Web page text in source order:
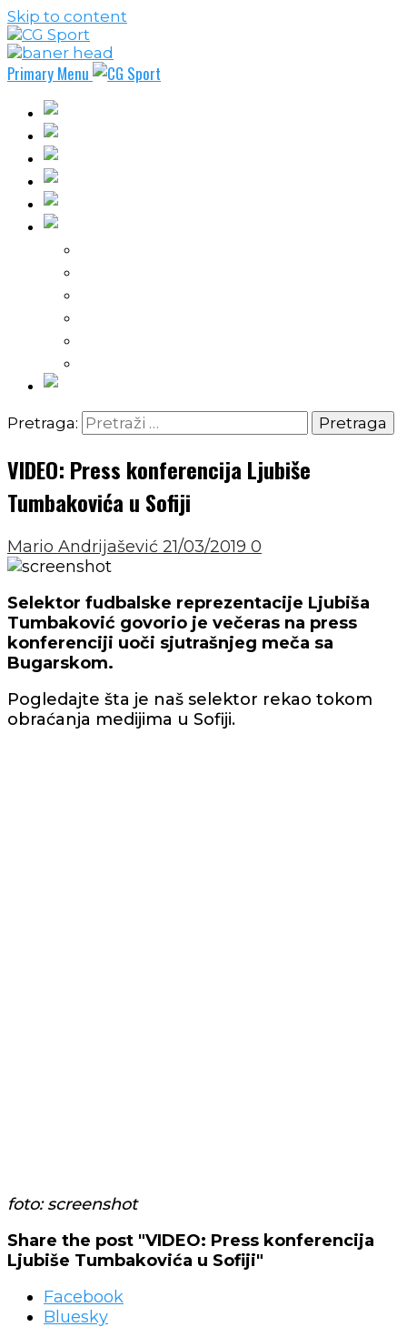
Skip to content
Primary Menu
Pretraga:
VIDEO: Press konferencija Ljubiše
Tumbakovića u Sofiji
Mario Andrijašević 21/03/2019 0
Selektor fudbalske reprezentacije Ljubiša
Tumbaković govorio je večeras na press
konferenciji uoči sjutrašnjeg meča sa
Bugarskom.
Pogledajte šta je naš selektor rekao tokom
obraćanja medijima u Sofiji.
foto: screenshot
Share the post "VIDEO: Press konferencija
Ljubiše Tumbakovića u Sofiji"
Facebook
Bluesky